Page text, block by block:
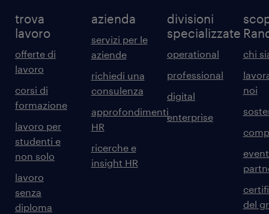
trova
lavoro
offerte di
lavoro
corsi di
formazione
lavoro per
studenti e
non solo
lavoro
senza
diploma
azienda
servizi per le
aziende
richiedi una
consulenza
approfondimenti
HR
ricerche e
insight HR
divisioni
specializzate
operational
professional
digital
enterprise
chi
noi
del